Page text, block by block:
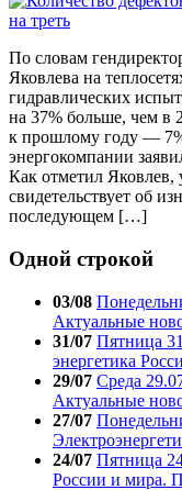
По словам
Яковлева на
гидравлических
на 37% больше, чем в
к прошлому году —
энергокомпании
Как отметил Яковлев,
свидетельствует об
последующем […]
Одной строкой
03/08
Актуальные
31/07 Пятница
энергетика
29/07 Среда
Актуальные
27/07
24/07 Пятница
России и мира.